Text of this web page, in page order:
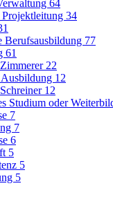
64
34
Berufsausbildung 77
61
22
12
12
Studium oder
7
7
6
5
5
5